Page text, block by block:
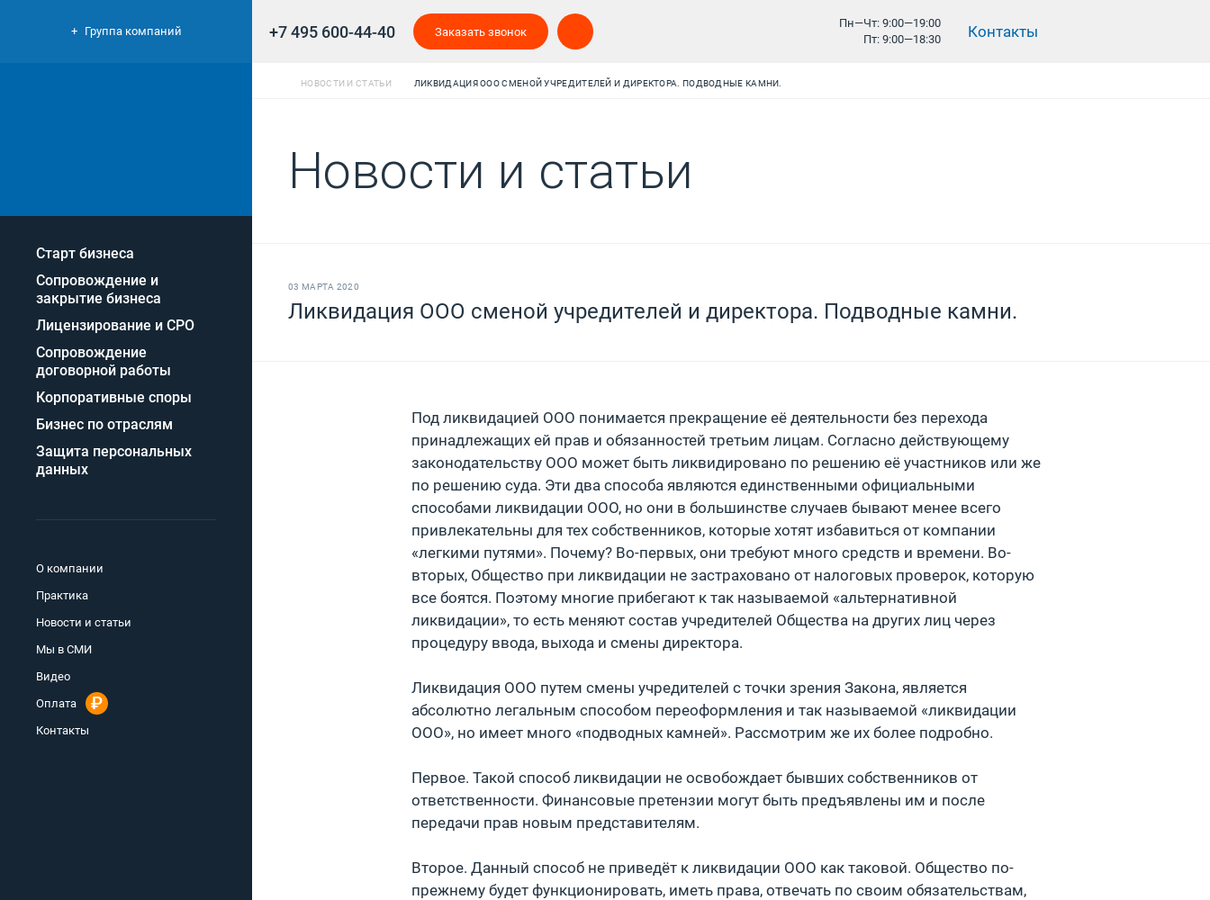
+7 495 600-44-40 Заказать звонок
Пн—Чт: 9:00—19:00
Пт: 9:00—18:30
Контакты
Группа компаний
Старт бизнеса
Сопровождение и
закрытие бизнеса
Лицензирование и СРО
Сопровождение
договорной работы
Корпоративные споры
Бизнес по отраслям
Защита персональных
данных
О компании
Практика
Новости и статьи
Мы в СМИ
Видео
Оплата
Контакты
НОВОСТИ И СТАТЬИ ЛИКВИДАЦИЯ ООО СМЕНОЙ УЧРЕДИТЕЛЕЙ И ДИРЕКТОРА. ПОДВОДНЫЕ КАМНИ.
Новости и статьи
03 МАРТА 2020
Ликвидация ООО сменой учредителей и директора. Подводные камни.
Под ликвидацией ООО понимается прекращение её деятельности без перехода
принадлежащих ей прав и обязанностей третьим лицам. Согласно действующему
законодательству ООО может быть ликвидировано по решению её участников или же
по решению суда. Эти два способа являются единственными официальными
способами ликвидации ООО, но они в большинстве случаев бывают менее всего
привлекательны для тех собственников, которые хотят избавиться от компании
«легкими путями». Почему? Во-первых, они требуют много средств и времени. Во-
вторых, Общество при ликвидации не застраховано от налоговых проверок, которую
все боятся. Поэтому многие прибегают к так называемой «альтернативной
ликвидации», то есть меняют состав учредителей Общества на других лиц через
процедуру ввода, выхода и смены директора.
Ликвидация ООО путем смены учредителей с точки зрения Закона, является
абсолютно легальным способом переоформления и так называемой «ликвидации
ООО», но имеет много «подводных камней». Рассмотрим же их более подробно.
Первое. Такой способ ликвидации не освобождает бывших собственников от
ответственности. Финансовые претензии могут быть предъявлены им и после
передачи прав новым представителям.
Второе. Данный способ не приведёт к ликвидации ООО как таковой. Общество по-
прежнему будет функционировать, иметь права, отвечать по своим обязательствам,